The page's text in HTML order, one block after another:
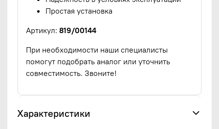
Простая установка
Артикул: 819/00144
При необходимости наши специалисты
помогут подобрать аналог или уточнить
совместимость. Звоните!
Характеристики